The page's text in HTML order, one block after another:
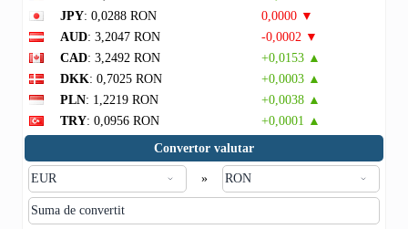
JPY: 0,0288 RON
0,0000 ▼
AUD: 3,2047 RON
-0,0002 ▼
CAD: 3,2492 RON
+0,0153 ▲
DKK: 0,7025 RON
+0,0003 ▲
PLN: 1,2219 RON
+0,0038 ▲
TRY: 0,0956 RON
+0,0001 ▲
Convertor valutar
»